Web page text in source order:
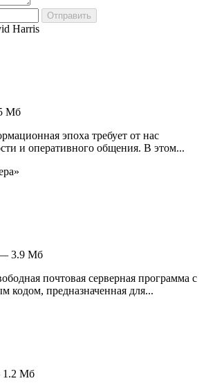
Harris
Мб
эпоха требует от нас
и оперативного общения. В этом...
— 3.9 Мб
почтовая серверная программа с
кодом, предназначенная для...
1.2 Мб